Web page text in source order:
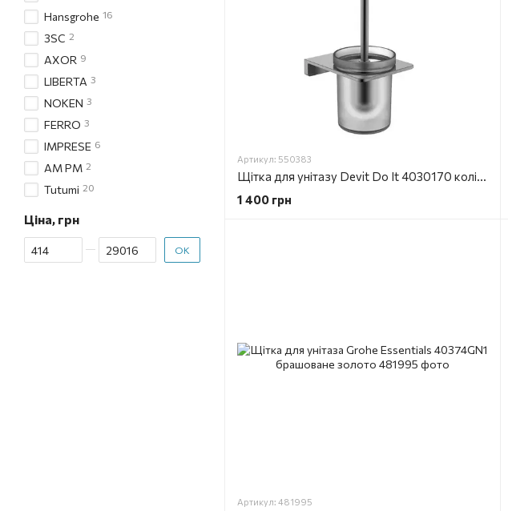
Артикул: 550383
Щітка для унітазу Devit Do It 4030170 колір brushed gun metal
1 400 грн
Артикул: 481995
Hansgrohe 16
3SC 2
AXOR 9
LIBERTA 3
NOKEN 3
FERRO 3
IMPRESE 6
AM PM 2
Tutumi 20
Ціна, грн
ОК